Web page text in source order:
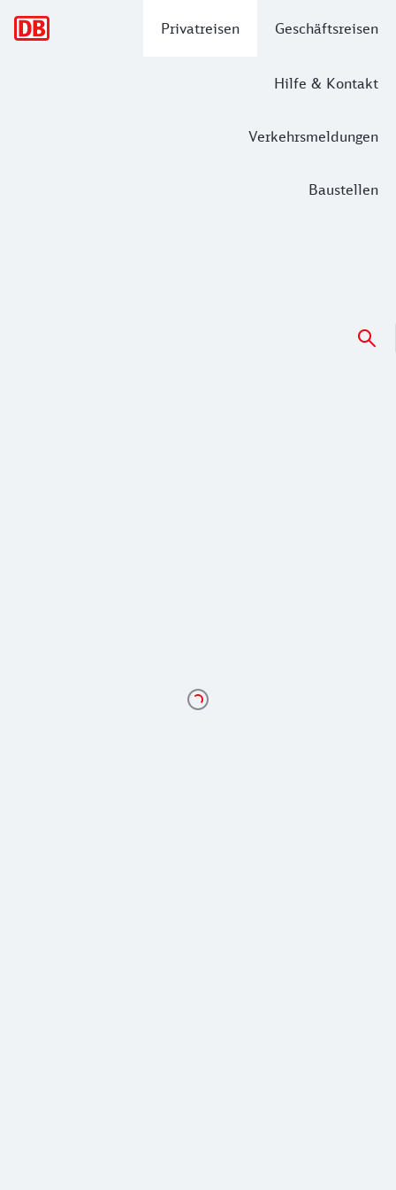
Privatreisen Geschäftsreisen
Hilfe & Kontakt
Verkehrsmeldungen
Baustellen